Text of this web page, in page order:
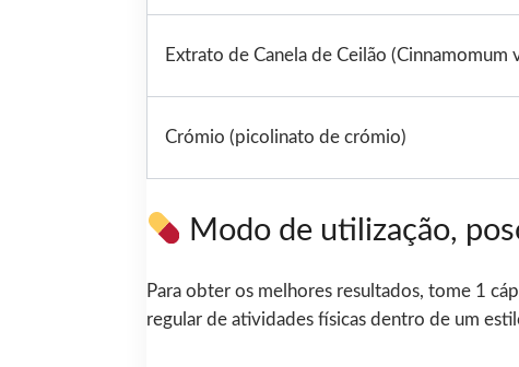
Extrato de Canela de Ceilão (Cinnamomum
Crómio (picolinato de crómio)
Modo de utilização,
Para obter os melhores resultados, tome 1
regular de atividades físicas dentro de um